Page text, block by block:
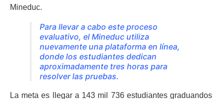
Mineduc.
Para llevar a cabo este proceso
evaluativo, el Mineduc utiliza
nuevamente una plataforma en línea,
donde los estudiantes dedican
aproximadamente tres horas para
resolver las pruebas.
La meta es llegar a 143 mil 736 estudiantes graduandos